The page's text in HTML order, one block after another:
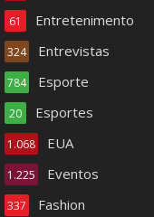
Entretenimento
61
Entrevistas
324
Esporte
784
Esportes
20
EUA
1.068
Eventos
1.225
Fashion
337